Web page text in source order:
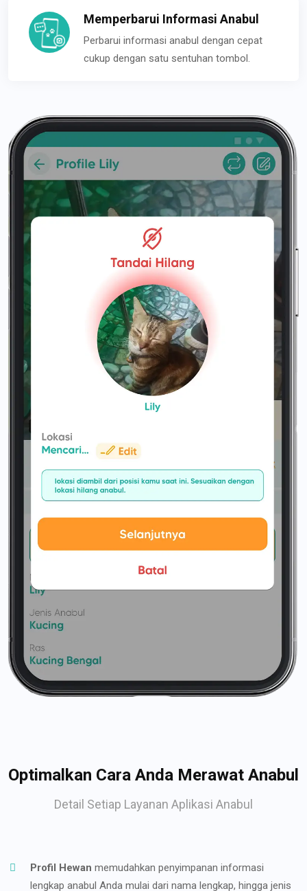
Memperbarui Informasi Anabul
Perbarui informasi anabul dengan cepat
cukup dengan satu sentuhan tombol.
Optimalkan Cara Anda Merawat Anabul
Detail Setiap Layanan Aplikasi Anabul
Profil Hewan memudahkan penyimpanan informasi
lengkap anabul Anda mulai dari nama lengkap, hingga jenis